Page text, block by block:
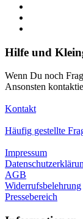
Hilfe und
Wenn Du noch
Ansonsten
Kontakt
Häufig gestellte
Impressum
AGB
Widerrufsbelehrung
Pressebereich